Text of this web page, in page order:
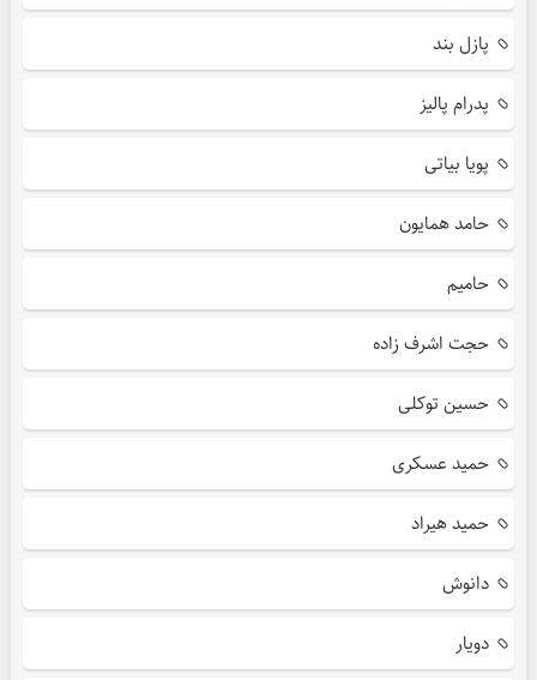
پازل بند
پدرام پالیز
پویا بیاتی
حامد همایون
حامیم
حجت اشرف زاده
حسین توکلی
حمید عسکری
حمید هیراد
دانوش
دویار